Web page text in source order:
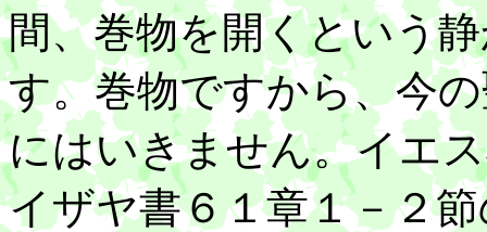
間、巻物を開くという
す。巻物ですから、今
にはいきません。イエ
イザヤ書６１章１－２